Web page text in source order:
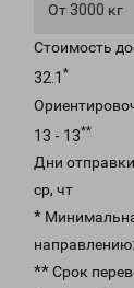
От 3000 кг
Стоимость
32.1 *
13 - 13**
Дни отправки
ср, чт
*
направлению:
** Срок